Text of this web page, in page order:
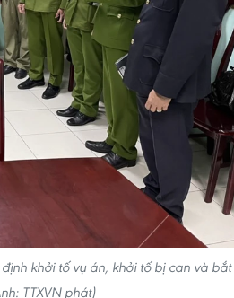
khởi tố vụ án, khởi tố bị can và bắt
TTXVN phát)